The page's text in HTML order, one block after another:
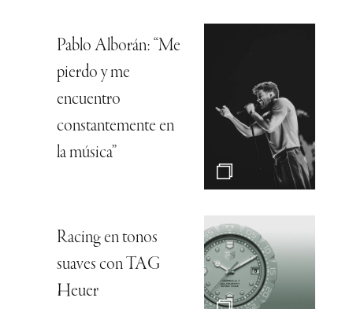
Pablo Alborán: “Me
pierdo y me
encuentro
constantemente en
la música”
Racing en tonos
suaves con TAG
Heuer